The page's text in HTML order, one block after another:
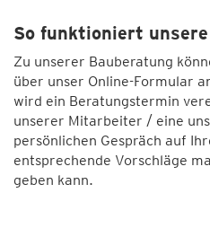
So funktioniert
Zu unserer Bauberatung
über unser Online-Formular
wird ein Beratungstermin
unserer Mitarbeiter / eine
persönlichen Gespräch auf
entsprechende Vorschläge
geben kann.